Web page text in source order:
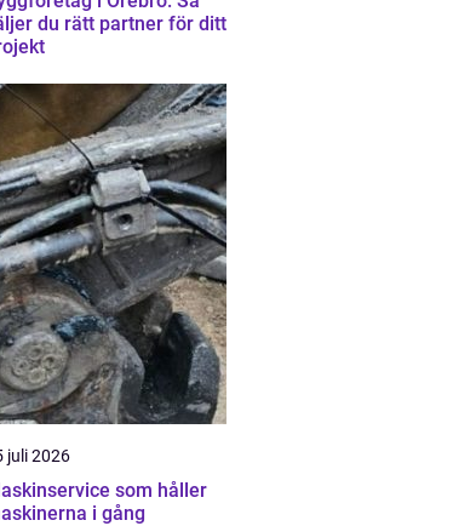
du rätt partner för ditt
juli 2026
som håller
i gång